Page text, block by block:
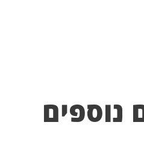
נוספים